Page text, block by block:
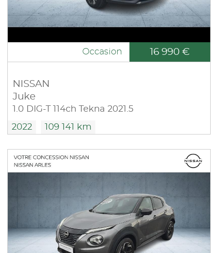
Occasion 16 990 €
NISSAN
Juke
1.0 DIG-T 114ch Tekna 2021.5
2022 109 141 km